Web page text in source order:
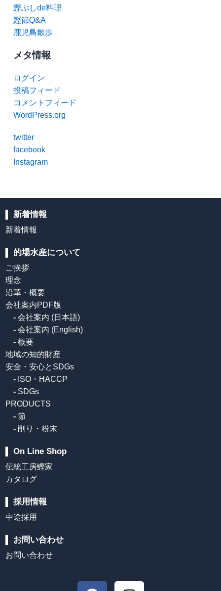
鰹ぶしde料理
鰹節Q&A
鹿児島散歩
メタ情報
ログイン
投稿フィード
コメントフィード
WordPress.org
twitter
facebook
Instagram
新着情報
新着情報
的場水産について
ご挨拶
理念
沿革・概要
会社案内PDF版
- 会社案内 (日本語)
- 会社案内 (English)
- 概要
地域の知的財産
安全・安心とSDGs
- ISO・HACCP
- SDGs
PRODUCTS
- 節
- 削り・粉末
On Line Shop
伝統工房鰹家
カタログ
採用情報
中途採用
お問い合わせ
お問い合わせ